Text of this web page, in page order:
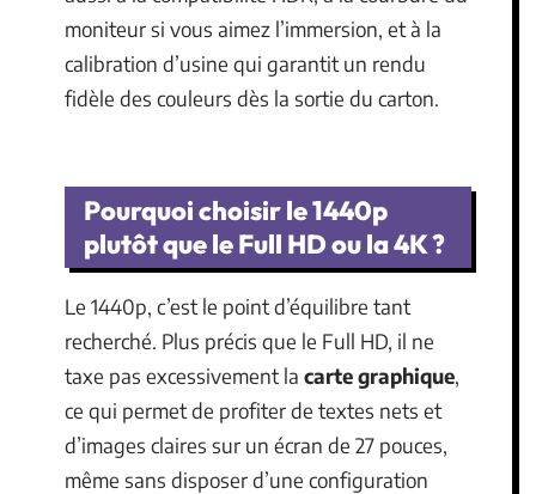
moniteur si vous aimez l’immersion, et à la
calibration d’usine qui garantit un rendu
fidèle des couleurs dès la sortie du carton.
Pourquoi choisir le 1440p
plutôt que le Full HD ou la 4K ?
Le 1440p, c’est le point d’équilibre tant
recherché. Plus précis que le Full HD, il ne
taxe pas excessivement la carte graphique,
ce qui permet de profiter de textes nets et
d’images claires sur un écran de 27 pouces,
même sans disposer d’une configuration